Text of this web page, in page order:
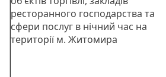
ресторанного господарства та
сфери послуг в нічний час на
території м. Житомира